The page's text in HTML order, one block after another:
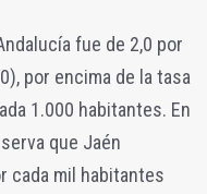
fue de 2,0 por
por encima de la tasa
1.000 habitantes. En
que Jaén
cada mil habitantes